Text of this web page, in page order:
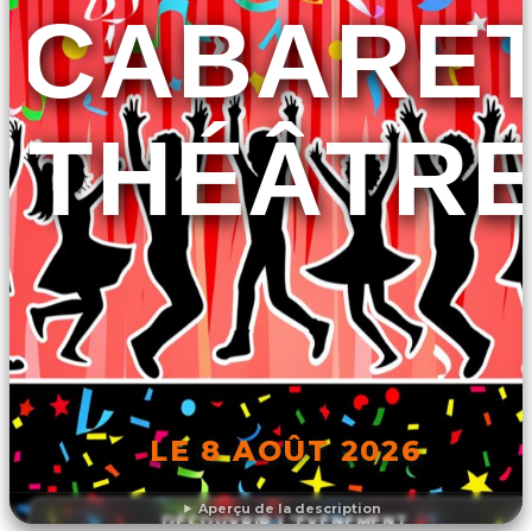
Aperçu de la description
LE 8 AOÛT 2026
DÉCOUVRIR L'ÉVÉNEMENT